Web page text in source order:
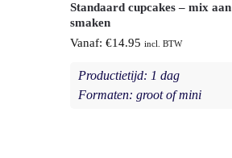
Standaard cupcakes – mix aan
smaken
Vanaf: €14.95 incl. BTW
Productietijd: 1 dag
Formaten: groot of mini